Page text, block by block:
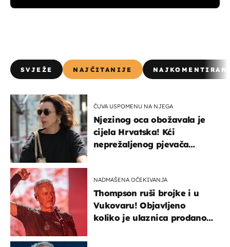
SVJEŽE NAJČITANIJE
ČUVA USPOMENU NA NJEGA
Njezinog oca obožavala je
cijela Hrvatska! Kći
neprežaljenog pjevača
NADMAŠENA OČEKIVANJA
Thompson ruši brojke i u
Vukovaru! Objavljeno
koliko je ulaznica prodano